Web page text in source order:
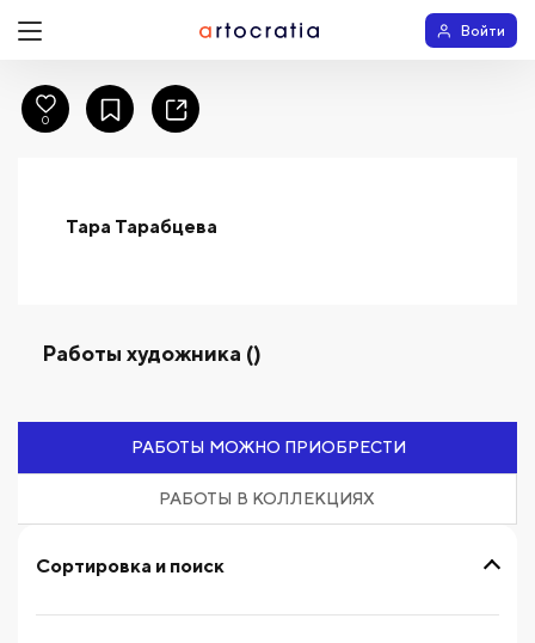
Войти
Тара Тарабцева
Работы художника ()
РАБОТЫ МОЖНО ПРИОБРЕСТИ
РАБОТЫ В КОЛЛЕКЦИЯХ
Сортировка и поиск
0